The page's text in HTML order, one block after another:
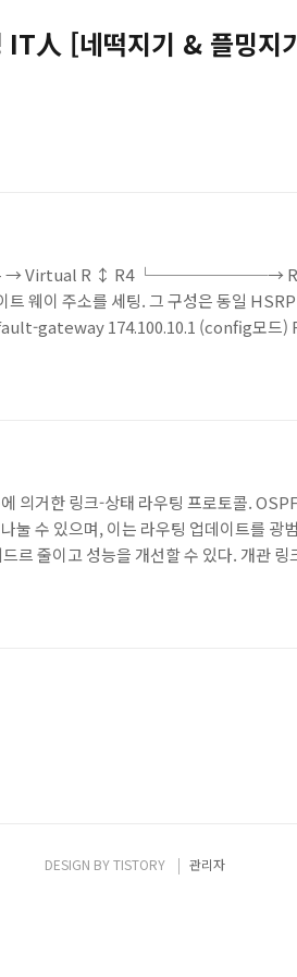
IT人 [네떡지기 & 플밍지
R ↕ R4 └───────→ R3 ↗
웨이 주소를 세팅. 그 구성은 동일
gateway 174.100.10.1 (config모
거한 링크-상태 라우팅 프로토콜.
눌 수 있으며, 이는 라우팅 업데이트를 광
르 줄이고 성능을 개선할 수 있다. 개관
DESIGN BYTISTORY 관리자